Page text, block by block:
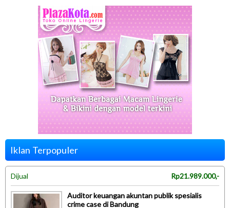
Iklan Terpopuler
Dijual Rp21.989.000,-
Auditor keuangan akuntan publik spesialis
crime case di Bandung